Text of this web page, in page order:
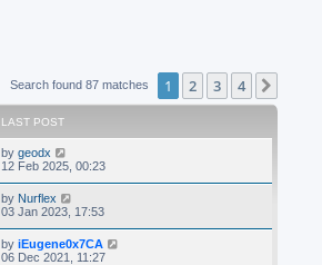
Search found 87 matches 1 2 3 4
LAST POST
by geodx
12 Feb 2025, 00:23
by Nurflex
03 Jan 2023, 17:53
by iEugene0x7CA
06 Dec 2021, 11:27